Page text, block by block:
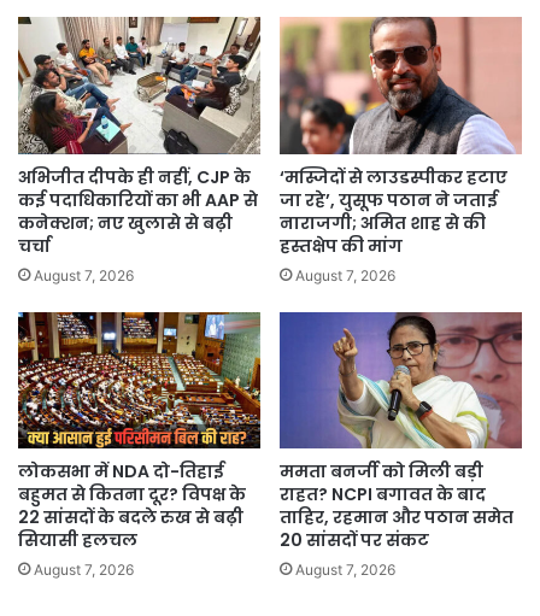
है
नहीं
अभिजीत दीपके ही नहीं, CJP के
कई पदाधिकारियों का भी AAP से
कनेक्शन; नए खुलासे से बढ़ी
चर्चा
August 7, 2026
‘मस्जिदों से लाउडस्पीकर हटाए
जा रहे’, युसूफ पठान ने जताई
नाराजगी; अमित शाह से की
हस्तक्षेप की मांग
August 7, 2026
लोकसभा में NDA दो-तिहाई
बहुमत से कितना दूर? विपक्ष के
22 सांसदों के बदले रुख से बढ़ी
सियासी हलचल
August 7, 2026
ममता बनर्जी को मिली बड़ी
राहत? NCPI बगावत के बाद
ताहिर, रहमान और पठान समेत
20 सांसदों पर संकट
August 7, 2026